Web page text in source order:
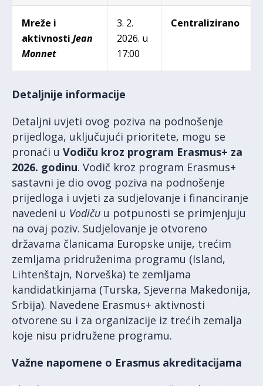
Mreže i
aktivnosti Jean
Monnet
3. 2.
2026. u
17:00
Centralizirano
Detaljnije informacije
Detaljni uvjeti ovog poziva na podnošenje
prijedloga, uključujući prioritete, mogu se
pronaći u Vodiču kroz program Erasmus+ za
2026. godinu. Vodič kroz program Erasmus+
sastavni je dio ovog poziva na podnošenje
prijedloga i uvjeti za sudjelovanje i financiranje
navedeni u Vodiču u potpunosti se primjenjuju
na ovaj poziv. Sudjelovanje je otvoreno
državama članicama Europske unije, trećim
zemljama pridruženima programu (Island,
Lihtenštajn, Norveška) te zemljama
kandidatkinjama (Turska, Sjeverna Makedonija,
Srbija). Navedene Erasmus+ aktivnosti
otvorene su i za organizacije iz trećih zemalja
koje nisu pridružene programu.
Važne napomene o Erasmus akreditacijama